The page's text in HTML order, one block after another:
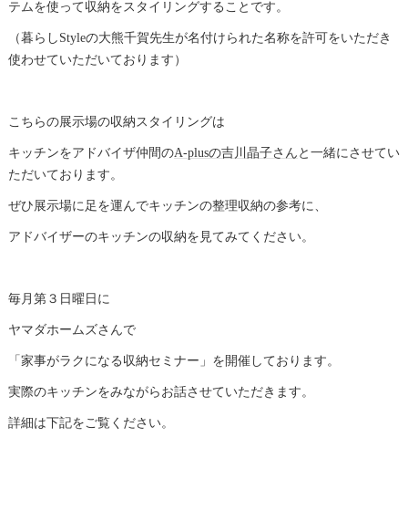
テムを使って収納をスタイリングすることです。
（暮らしStyleの大熊千賀先生が名付けられた名称を許可をいただき
使わせていただいております）
こちらの展示場の収納スタイリングは
キッチンをアドバイザ仲間のA-plusの吉川晶子さん と一緒にさせてい
ただいております。
ぜひ展示場に足を運んでキッチンの整理収納の参考に、
アドバイザーのキッチンの収納を見てみてください。
毎月第３日曜日に
ヤマダホームズさんで
「家事がラクになる収納セミナー」を開催しております。
実際のキッチンをみながらお話させていただきます。
詳細は下記をご覧ください。